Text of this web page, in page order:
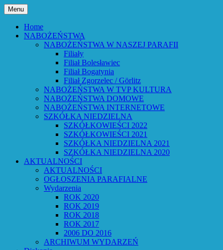
Przejdź
do
treściParafia Ewangelicko-
Augsburska w Lubaniu
czynię – Obj 21,5 – Słowo Boże Roku
Pańskiego 2026
Menu
Home
NABOŻEŃSTWA
NABOŻEŃSTWA W NASZEJ PARAFII
Filiały
Filiał Bolesławiec
Filiał Bogatynia
Filiał Zgorzelec / Görlitz
NABOŻEŃSTWA W TVP KULTURA
NABOŻEŃSTWA DOMOWE
NABOŻEŃSTWA INTERNETOWE
SZKÓŁKA NIEDZIELNA
SZKÓŁKOWIEŚCI 2022
SZKÓŁKOWIEŚCI 2021
SZKÓŁKA NIEDZIELNA 2021
SZKÓŁKA NIEDZIELNA 2020
AKTUALNOŚCI
AKTUALNOŚCI
OGŁOSZENIA PARAFIALNE
Wydarzenia
ROK 2020
ROK 2019
ROK 2018
ROK 2017
2006 DO 2016
ARCHIWUM WYDARZEŃ